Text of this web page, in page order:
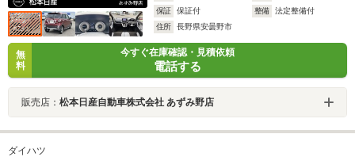
保証
保証付 整備
法定整備付
住所
長野県安曇野市
無
料
今すぐ在庫確認・見積依頼
電話する
販売店： 松本日産自動車株式会社 あずみ野店
ダイハツ